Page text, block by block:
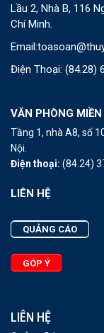
Lầu 2, Nhà B, 116
Chí Minh.
Email:
Điện Thoại: (84.28)
VĂN PHÒNG
Tầng 1, nhà A8, số
Nội.
Điện thoại: (84.24)
LIÊN HỆ
QUẢNG CÁO
GÓP Ý
LIÊN HỆ